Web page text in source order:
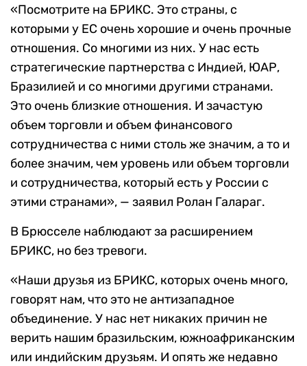
«Посмотрите на БРИКС. Это страны, с
которыми у ЕС очень хорошие и очень прочные
отношения. Со многими из них. У нас есть
стратегические партнерства с Индией, ЮАР,
Бразилией и со многими другими странами.
Это очень близкие отношения. И зачастую
объем торговли и объем финансового
сотрудничества с ними столь же значим, а то и
более значим, чем уровень или объем торговли
и сотрудничества, который есть у России с
этими странами», — заявил Ролан Галараг.
В Брюсселе наблюдают за расширением
БРИКС, но без тревоги.
«Наши друзья из БРИКС, которых очень много,
говорят нам, что это не антизападное
объединение. У нас нет никаких причин не
верить нашим бразильским, южноафриканским
или индийским друзьям. И опять же недавно